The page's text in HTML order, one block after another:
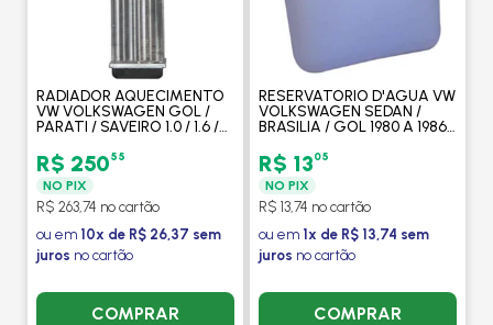
RADIADOR AQUECIMENTO
VW VOLKSWAGEN GOL /
PARATI / SAVEIRO 1.0 / 1.6 /
PROCOOLER
R$ 25055
NO PIX
R$ 263,74 no cartão
ou em 10x de R$ 26,37 sem
juros no cartão
COMPRAR
RESERVATORIO D'AGUA VW
VOLKSWAGEN SEDAN /
BRASILIA / GOL 1980 A 1986
DE PARA BRISA - GONEL
R$ 1305
NO PIX
R$ 13,74 no cartão
ou em 1x de R$ 13,74 sem
juros no cartão
COMPRAR